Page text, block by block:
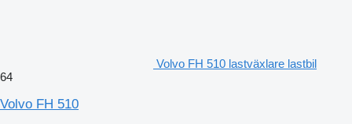
Volvo FH 510 lastväxlare lastbil
64
Volvo FH 510